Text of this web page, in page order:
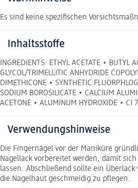
Es sind keine spezifischen
Inhaltsstoffe
INGREDIENTS: ETHYL ACETATE • BUTYL
GLYCOL/TRIMELLITIC ANHYDRIDE
DIMETHICONE • SYNTHETIC
SODIUM BOROSILICATE • CALCIUM
ACETONE • ALUMINUM HYDROXIDE • CI
Verwendungshinweise
Die Fingernägel vor der Maniküre
Nagellack vorbereitet werden, damit
lassen. Abschließend sollte ein
die Nagelhaut geschmeidig zu pflegen.